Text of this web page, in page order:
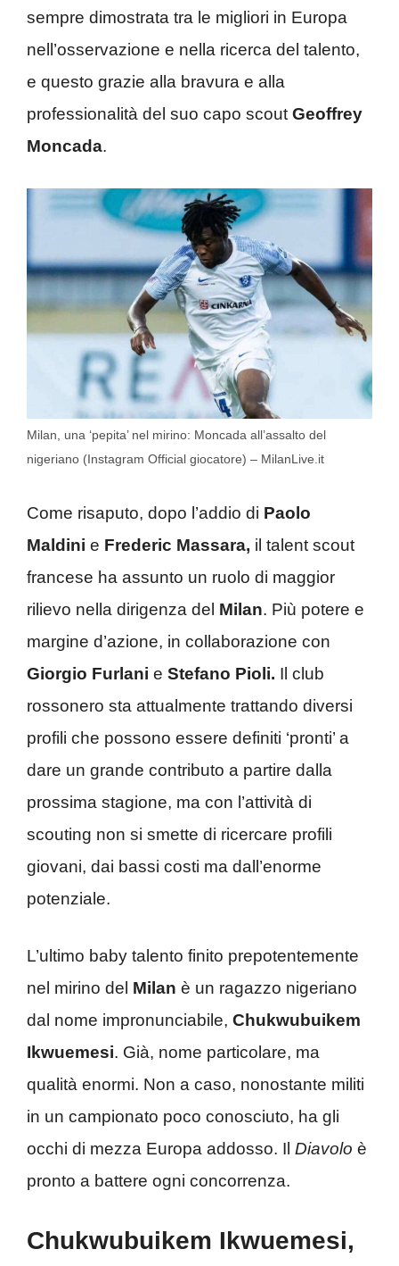
sempre dimostrata tra le migliori in Europa
nell’osservazione e nella ricerca del talento,
e questo grazie alla bravura e alla
professionalità del suo capo scout Geoffrey
Moncada.
Milan, una ‘pepita’ nel mirino: Moncada all’assalto del
nigeriano (Instagram Official giocatore) – MilanLive.it
Come risaputo, dopo l’addio di Paolo
Maldini e Frederic Massara, il talent scout
francese ha assunto un ruolo di maggior
rilievo nella dirigenza del Milan. Più potere e
margine d’azione, in collaborazione con
Giorgio Furlani e Stefano Pioli. Il club
rossonero sta attualmente trattando diversi
profili che possono essere definiti ‘pronti’ a
dare un grande contributo a partire dalla
prossima stagione, ma con l’attività di
scouting non si smette di ricercare profili
giovani, dai bassi costi ma dall’enorme
potenziale.
L’ultimo baby talento finito prepotentemente
nel mirino del Milan è un ragazzo nigeriano
dal nome impronunciabile, Chukwubuikem
Ikwuemesi. Già, nome particolare, ma
qualità enormi. Non a caso, nonostante militi
in un campionato poco conosciuto, ha gli
occhi di mezza Europa addosso. Il Diavolo è
pronto a battere ogni concorrenza.
Chukwubuikem Ikwuemesi,